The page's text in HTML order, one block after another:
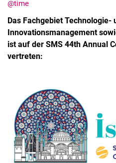
Termine
@time
Das Fachgebiet Technologie-
Innovationsmanagement
ist auf der SMS 44th Annual
vertreten: